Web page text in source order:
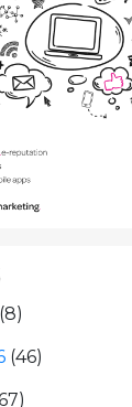
(8)
(46)